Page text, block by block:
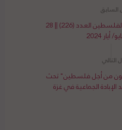
تقرير المشهد الحقوقي لفلسطين العدد (226) || 28
من أجل فلسطين" تحث
الجماعية في غزة